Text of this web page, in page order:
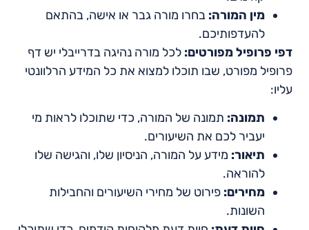
מין המורה: בחרו מורה גבר או אישה, בהתאם
להעדפותיכם.
דפי פרופיל מפורטים: לכל מורה נהיגה בדרייבלי יש דף
פרופיל מפורט, שבו תוכלו למצוא את כל המידע הרלוונטי
עליו:
תמונה: תמונה של המורה, כדי שתוכלו לראות מי
יעביר לכם את השיעורים.
תיאור: מידע על המורה, הניסיון שלו, והגישה שלו
להוראה.
מחירים: פירוט של מחירי השיעורים והחבילות
השונות.